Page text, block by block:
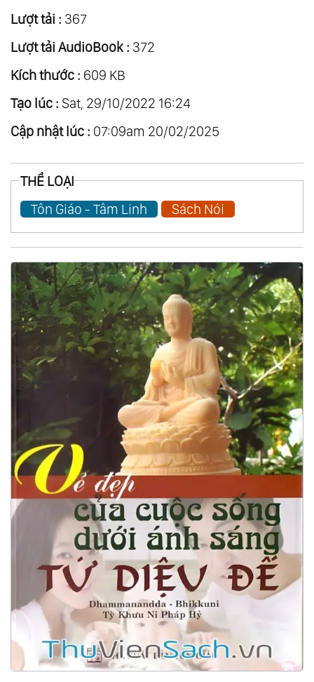
Lượt tải : 367
Lượt tải AudioBook : 372
Kích thước : 609 KB
Tạo lúc : Sat, 29/10/2022 16:24
Cập nhật lúc : 07:09am 20/02/2025
THỂ LOẠI
Tôn Giáo - Tâm Linh
Sách Nói